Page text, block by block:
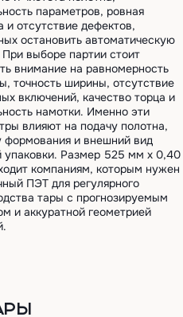
параметров, ровная
и отсутствие дефектов,
остановить автоматическую
При выборе партии стоит
внимание на равномерность
точность ширины, отсутствие
включений, качество торца и
намотки. Именно эти
влияют на подачу полотна,
формования и внешний вид
упаковки. Размер 525 мм х 0,40
компаниям, которым нужен
ПЭТ для регулярного
тары с прогнозируемым
и аккуратной геометрией